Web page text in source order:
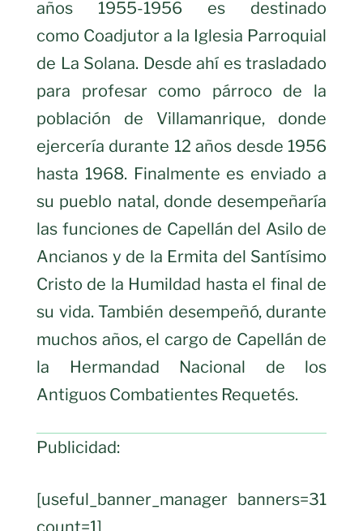
años 1955-1956 es destinado
como Coadjutor a la Iglesia Parroquial
de La Solana. Desde ahí es trasladado
para profesar como párroco de la
población de Villamanrique, donde
ejercería durante 12 años desde 1956
hasta 1968. Finalmente es enviado a
su pueblo natal, donde desempeñaría
las funciones de Capellán del Asilo de
Ancianos y de la Ermita del Santísimo
Cristo de la Humildad hasta el final de
su vida. También desempeñó, durante
muchos años, el cargo de Capellán de
la Hermandad Nacional de los
Antiguos Combatientes Requetés.
Publicidad:
[useful_banner_manager banners=31
count=1]